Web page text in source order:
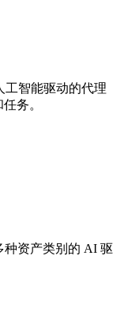
工智能驱动的代理
务。
种资产类别的 AI 驱